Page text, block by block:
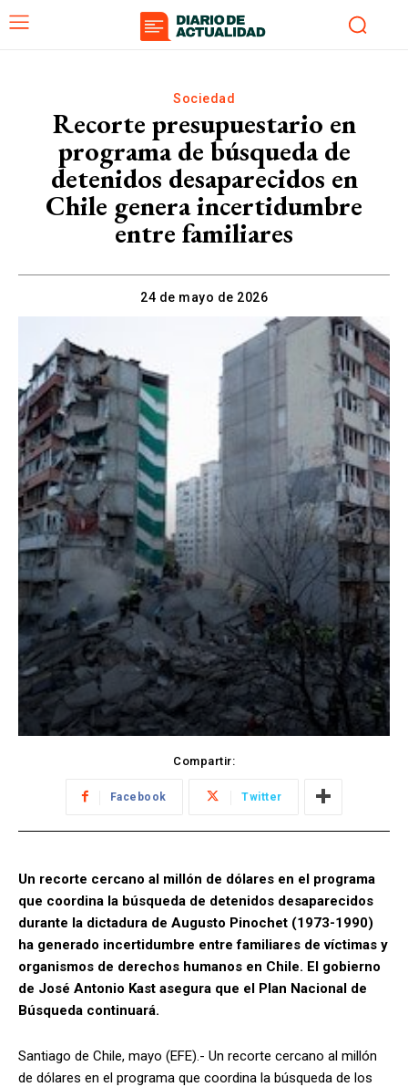
Sociedad
Recorte presupuestario en
programa de búsqueda de
detenidos desaparecidos en
Chile genera incertidumbre
entre familiares
24 de mayo de 2026
Compartir:
Facebook Twitter
Un recorte cercano al millón de dólares en el programa
que coordina la búsqueda de detenidos desaparecidos
durante la dictadura de Augusto Pinochet (1973-1990)
ha generado incertidumbre entre familiares de víctimas y
organismos de derechos humanos en Chile. El gobierno
de José Antonio Kast asegura que el Plan Nacional de
Búsqueda continuará.
Santiago de Chile, mayo (EFE).- Un recorte cercano al millón
de dólares en el programa que coordina la búsqueda de los